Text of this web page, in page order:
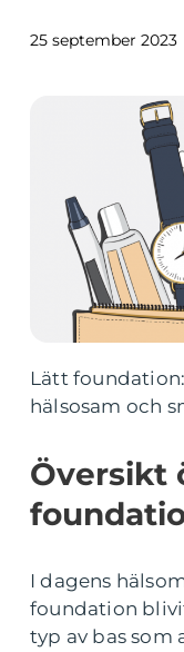
25 september 2023
Lätt
hälsosam och
Översikt
I dagens
foundation
typ av bas som